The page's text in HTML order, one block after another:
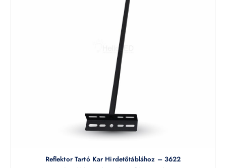
Reflektor Tartó Kar Hirdetőtáblához – 3622